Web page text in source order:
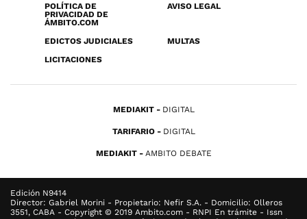
POLÍTICA DE
PRIVACIDAD DE
ÁMBITO.COM
AVISO LEGAL
EDICTOS JUDICIALES
MULTAS
LICITACIONES
MEDIAKIT DIGITAL
TARIFARIO DIGITAL
MEDIAKIT AMBITO DEBATE
Edición N9414
Director: Gabriel Morini - Propietario: Nefir S.A. - Domicilio: Olleros
3551, CABA - Copyright © 2019 Ambito.com - RNPI En trámite - Issn